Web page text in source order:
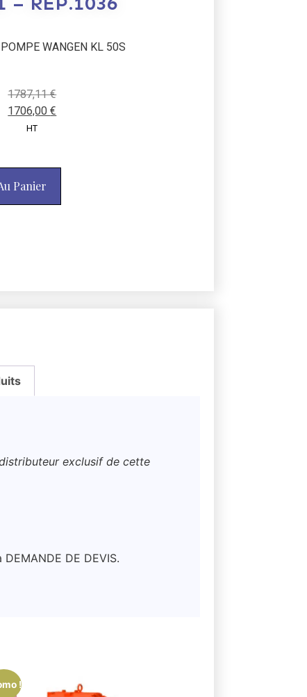
WANGEN KL 50S
1787,11€
1706,00€
HT
Panier
exclusif de cette
DE DEVIS.
!